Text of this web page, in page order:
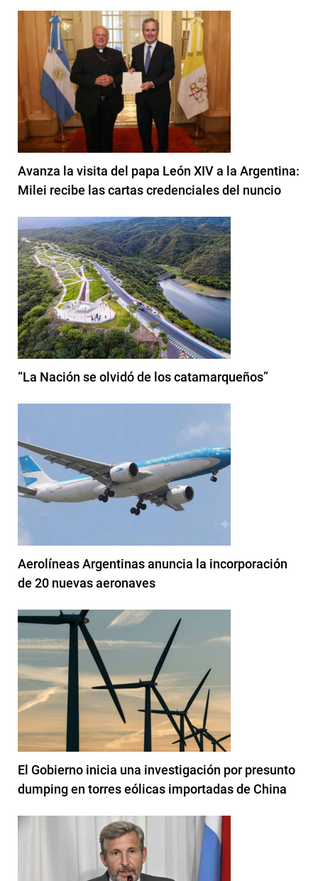
Avanza la visita del papa León XIV a la Argentina:
Milei recibe las cartas credenciales del nuncio
“La Nación se olvidó de los catamarqueños”
Aerolíneas Argentinas anuncia la incorporación
de 20 nuevas aeronaves
El Gobierno inicia una investigación por presunto
dumping en torres eólicas importadas de China